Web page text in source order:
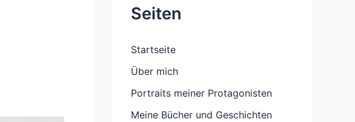
Seiten
Startseite
Über mich
Portraits meiner Protagonisten
Meine Bücher und Geschichten